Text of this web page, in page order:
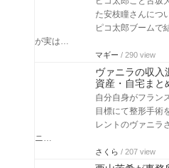
た安枝瞳さんにつ
ピコ太郎ブームで
が実は…
マギー / 290 view
ヴァニラの収入
資産・自宅まと
自分自身がフラン
目標にて整形手術
レントのヴァニラ
ニ…
さくら / 207 view